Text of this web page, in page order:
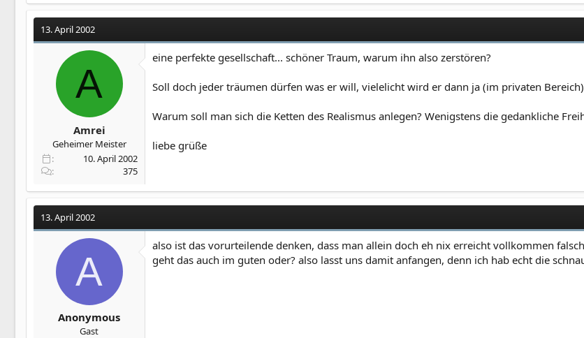
13. April 2002
A
Amrei
Geheimer Meister
10. April 2002
375
eine perfekte gesellschaft... schöner Traum, warum ihn also zerstören?
Soll doch jeder träumen dürfen was er will, vielelicht wird er dann ja (im privaten
Warum soll man sich die Ketten des Realismus anlegen? Wenigstens die gedankliche
liebe grüße
13. April 2002
A
Anonymous
Gast
also ist das vorurteilende denken, dass man allein doch eh nix erreicht vollkommen
geht das auch im guten oder? also lasst uns damit anfangen, denn ich hab echt die